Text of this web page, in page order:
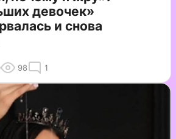
девочек»
и снова
98 1